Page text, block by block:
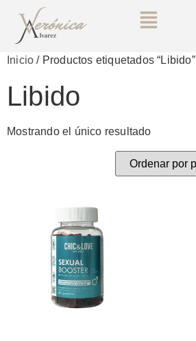
Inicio / Productos etiquetados “Libido”
Libido
Mostrando el único resultado